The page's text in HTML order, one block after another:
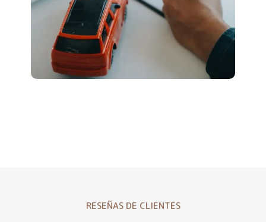
RESEÑAS DE CLIENTES